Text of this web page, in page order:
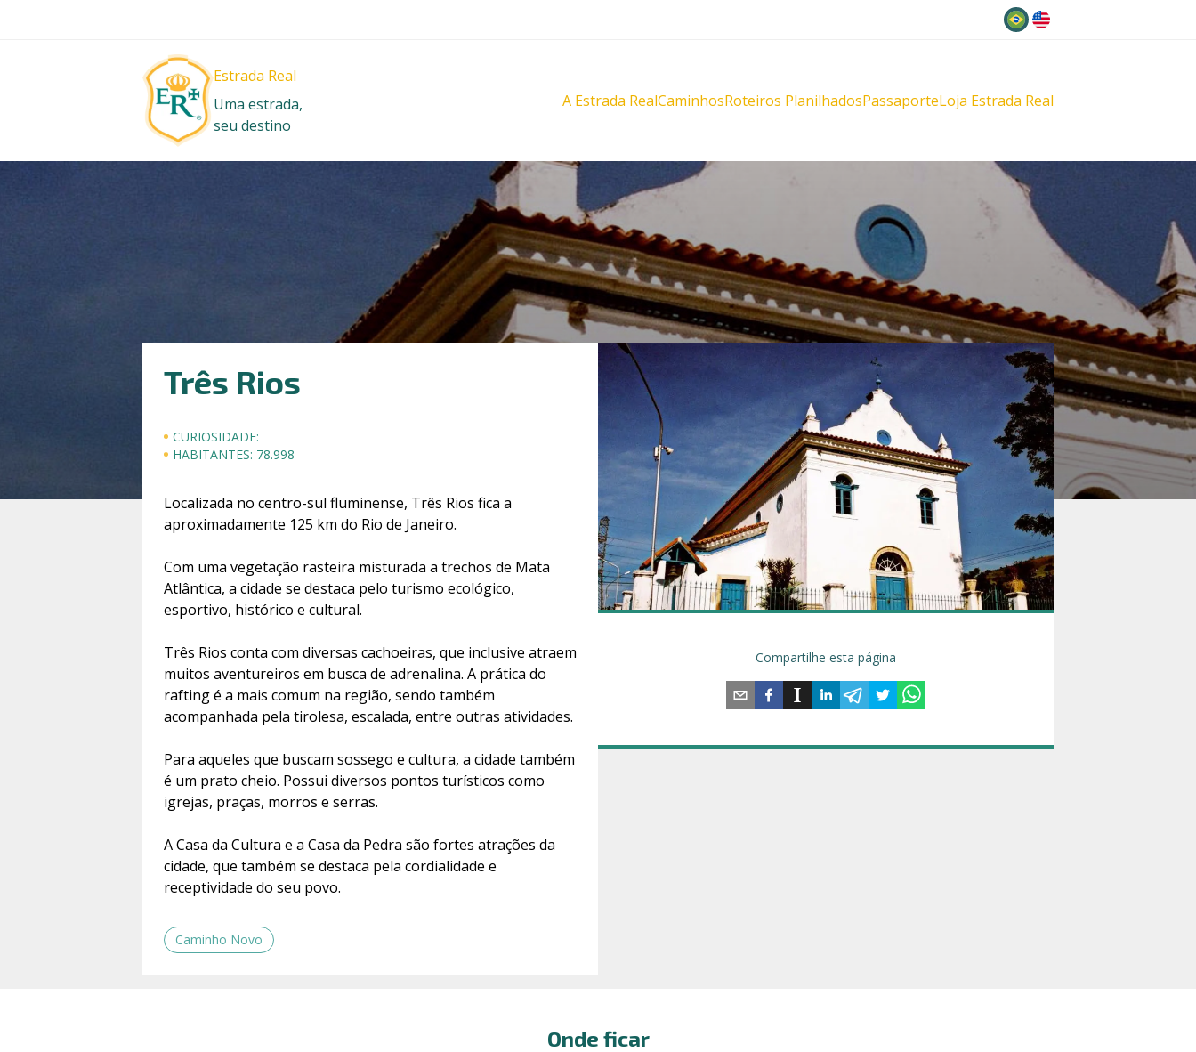
Estrada Real
Uma estrada,
seu destino
A Estrada RealCaminhos
Velho
Sabarabuçu
Roteiros PlanilhadosPassaporteLoja Estrada Real
Três Rios
CURIOSIDADE:
HABITANTES: 78.998
Localizada no centro-sul fluminense, Três Rios fica a
aproximadamente 125 km do Rio de Janeiro.
Com uma vegetação rasteira misturada a trechos de Mata
Atlântica, a cidade se destaca pelo turismo ecológico,
esportivo, histórico e cultural.
Três Rios conta com diversas cachoeiras, que inclusive atraem
muitos aventureiros em busca de adrenalina. A prática do
rafting é a mais comum na região, sendo também
acompanhada pela tirolesa, escalada, entre outras atividades.
Para aqueles que buscam sossego e cultura, a cidade também
é um prato cheio. Possui diversos pontos turísticos como
igrejas, praças, morros e serras.
A Casa da Cultura e a Casa da Pedra são fortes atrações da
cidade, que também se destaca pela cordialidade e
receptividade do seu povo.
Caminho Novo
Compartilhe esta página
Onde ficar